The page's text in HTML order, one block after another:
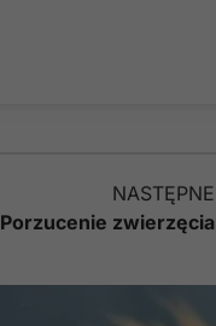
NASTĘPNE
Porzucenie zwierzęcia